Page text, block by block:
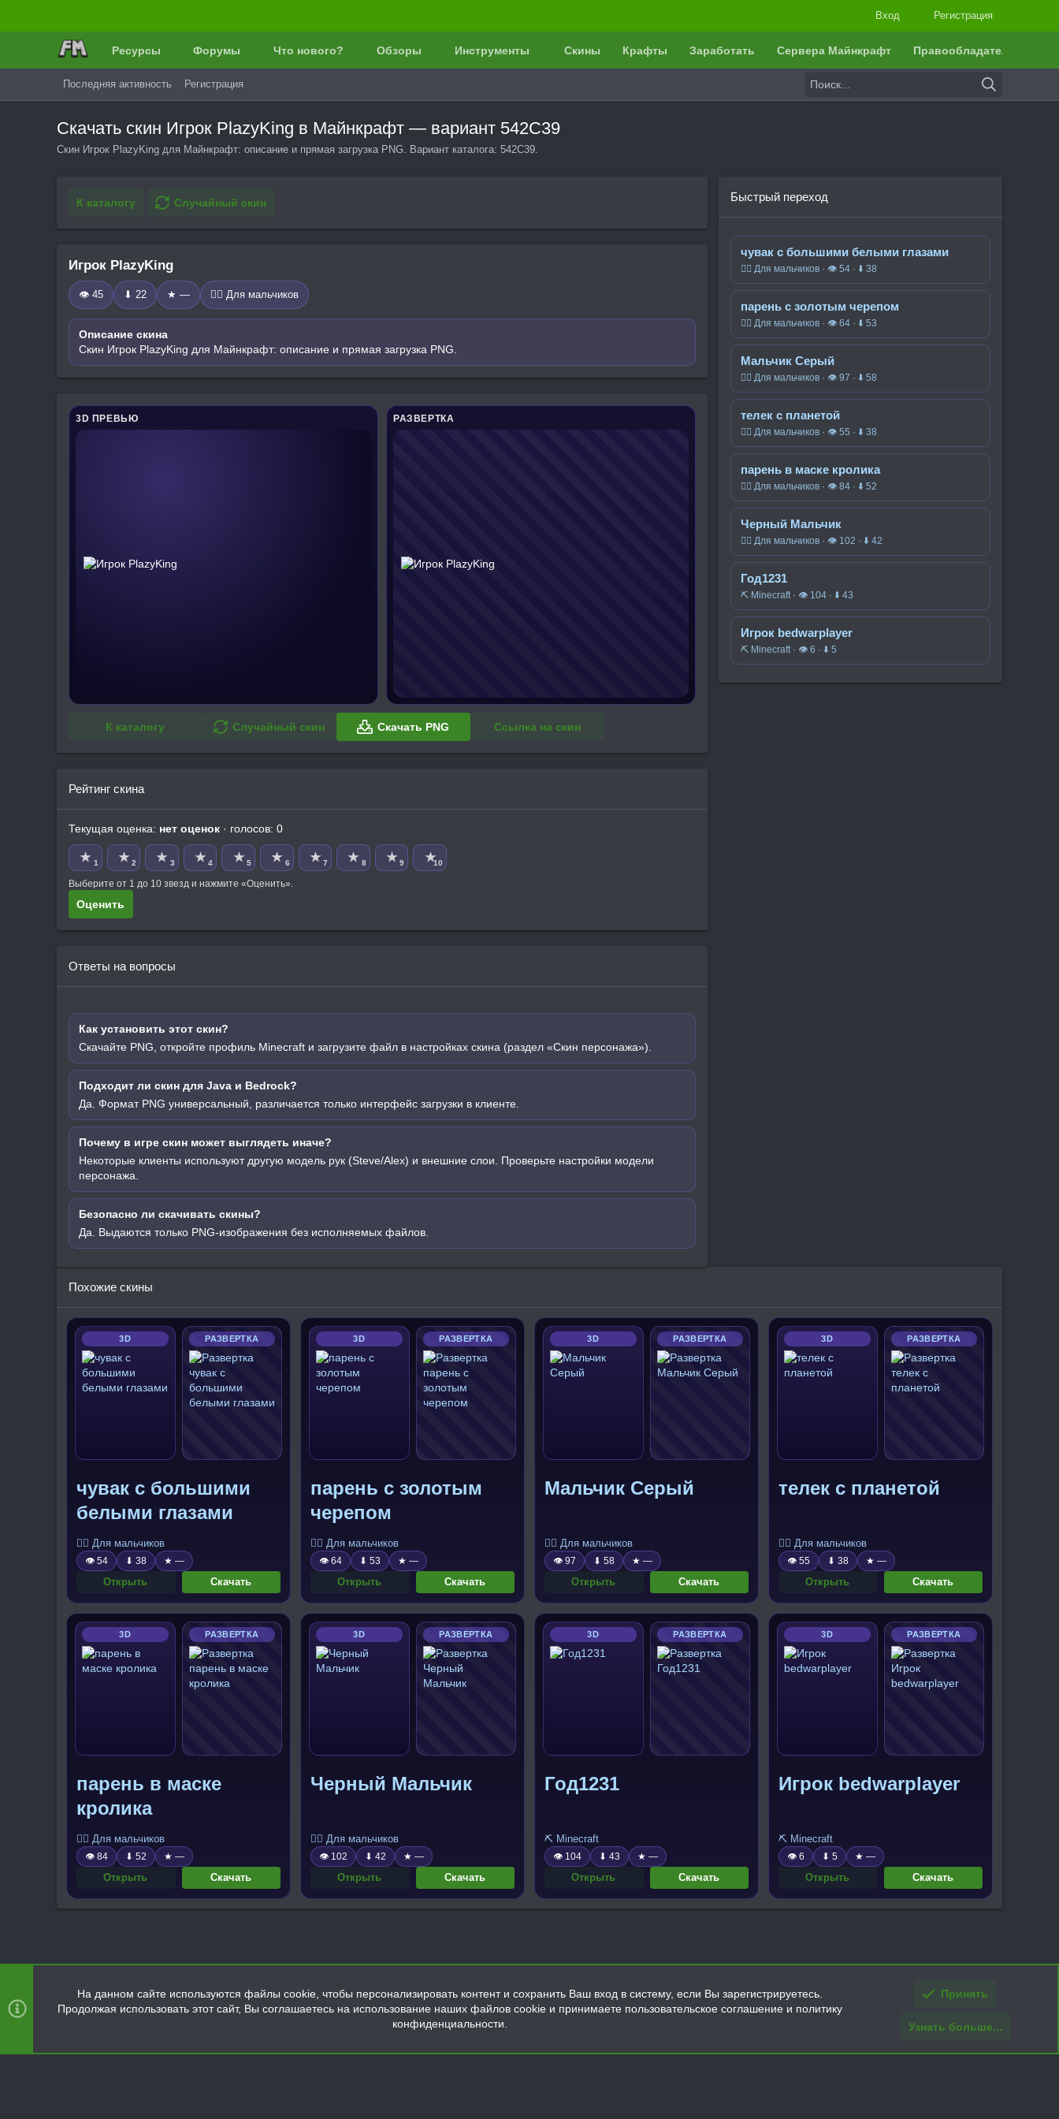
Вход Регистрация
Ресурсы Форумы Что нового? Обзоры Инструменты Скины Крафты Заработать Сервера Майнкрафт Правообладателям
Последняя активность Регистрация
Скачать скин Игрок PlazyKing в Майнкрафт — вариант 542C39
Скин Игрок PlazyKing для Майнкрафт: описание и прямая загрузка PNG. Вариант каталога: 542C39.
К каталогу Случайный скин
Игрок PlazyKing
👁 45 ⬇ 22 ★ — 🧍‍♂️ Для мальчиков
Описание скина
Скин Игрок PlazyKing для Майнкрафт: описание и прямая загрузка PNG.
3D ПРЕВЬЮ РАЗВЕРТКА
К каталогу Случайный скин Скачать PNG Ссылка на скин
Рейтинг скина
Текущая оценка: нет оценок · голосов: 0
★ 1 ★ 2 ★ 3 ★ 4 ★ 5 ★ 6 ★ 7 ★ 8 ★ 9 ★10
Выберите от 1 до 10 звезд и нажмите «Оценить».
Оценить
Ответы на вопросы
Как установить этот скин?
Скачайте PNG, откройте профиль Minecraft и загрузите файл в настройках скина (раздел «Скин персонажа»).
Подходит ли скин для Java и Bedrock?
Да. Формат PNG универсальный, различается только интерфейс загрузки в клиенте.
Почему в игре скин может выглядеть иначе?
Некоторые клиенты используют другую модель рук (Steve/Alex) и внешние слои. Проверьте настройки модели
персонажа.
Безопасно ли скачивать скины?
Да. Выдаются только PNG-изображения без исполняемых файлов.
Быстрый переход
чувак с большими белыми глазами
🧍‍♂️ Для мальчиков · 👁 54 · ⬇ 38
парень с золотым черепом
🧍‍♂️ Для мальчиков · 👁 64 · ⬇ 53
Мальчик Серый
🧍‍♂️ Для мальчиков · 👁 97 · ⬇ 58
телек с планетой
🧍‍♂️ Для мальчиков · 👁 55 · ⬇ 38
парень в маске кролика
🧍‍♂️ Для мальчиков · 👁 84 · ⬇ 52
Черный Мальчик
🧍‍♂️ Для мальчиков · 👁 102 · ⬇ 42
Год1231
⛏️ Minecraft · 👁 104 · ⬇ 43
Игрок bedwarplayer
⛏️ Minecraft · 👁 6 · ⬇ 5
Похожие скины
3D РАЗВЕРТКА
чувак с большими
белыми глазами
🧍‍♂️ Для мальчиков
👁 54 ⬇ 38 ★ —
Открыть Скачать
3D РАЗВЕРТКА
парень с золотым
черепом
🧍‍♂️ Для мальчиков
👁 64 ⬇ 53 ★ —
Открыть Скачать
3D РАЗВЕРТКА
Мальчик Серый
🧍‍♂️ Для мальчиков
👁 97 ⬇ 58 ★ —
Открыть Скачать
3D РАЗВЕРТКА
телек с планетой
🧍‍♂️ Для мальчиков
👁 55 ⬇ 38 ★ —
Открыть Скачать
3D РАЗВЕРТКА
парень в маске
кролика
🧍‍♂️ Для мальчиков
👁 84 ⬇ 52 ★ —
Открыть Скачать
3D РАЗВЕРТКА
Черный Мальчик
🧍‍♂️ Для мальчиков
👁 102 ⬇ 42 ★ —
Открыть Скачать
3D РАЗВЕРТКА
Год1231
⛏️ Minecraft
👁 104 ⬇ 43 ★ —
Открыть Скачать
3D РАЗВЕРТКА
Игрок bedwarplayer
⛏️ Minecraft
👁 6 ⬇ 5 ★ —
Открыть Скачать
Главная
R
S
На данном сайте используются файлы cookie, чтобы персонализировать контент и сохранить Ваш вход в систему, если Вы зарегистрируетесь.
Продолжая использовать этот сайт, Вы соглашаетесь на использование наших файлов cookie и принимаете пользовательское соглашение и политику
конфиденциальности.
Принять
Узнать больше...